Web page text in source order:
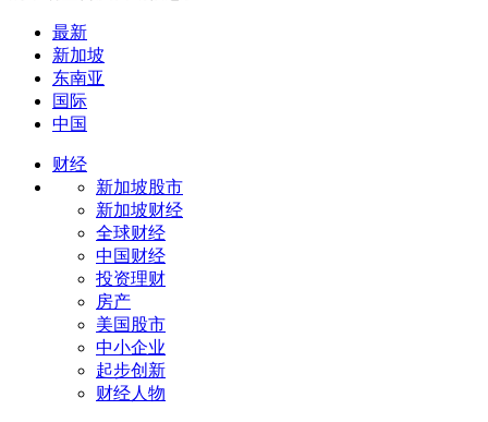
最新
新加坡
东南亚
国际
中国
财经
新加坡股市
新加坡财经
全球财经
中国财经
投资理财
房产
美国股市
中小企业
起步创新
财经人物